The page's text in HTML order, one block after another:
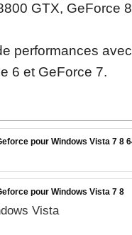
GTX, GeForce
performances
6 et GeForce 7.
pour Windows Vista 7 8
pour Windows Vista 7 8
Vista